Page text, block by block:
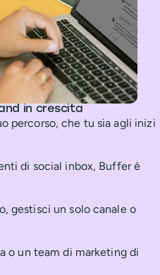
in crescita
percorso, che tu sia agli inizi
di social inbox, Buffer è
gestisci un solo canale o
o un team di marketing di